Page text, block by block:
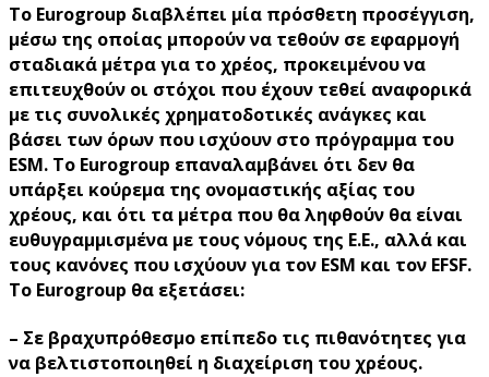
Το Eurogroup διαβλέπει μία πρόσθετη προσέγγιση,
μέσω της οποίας μπορούν να τεθούν σε εφαρμογή
σταδιακά μέτρα για το χρέος, προκειμένου να
επιτευχθούν οι στόχοι που έχουν τεθεί αναφορικά
με τις συνολικές χρηματοδοτικές ανάγκες και
βάσει των όρων που ισχύουν στο πρόγραμμα του
ESM. Το Eurogroup επαναλαμβάνει ότι δεν θα
υπάρξει κούρεμα της ονομαστικής αξίας του
χρέους, και ότι τα μέτρα που θα ληφθούν θα είναι
ευθυγραμμισμένα με τους νόμους της Ε.Ε., αλλά και
τους κανόνες που ισχύουν για τον ESM και τον EFSF.
Το Eurogroup θα εξετάσει:
– Σε βραχυπρόθεσμο επίπεδο τις πιθανότητες για
να βελτιστοποιηθεί η διαχείριση του χρέους.